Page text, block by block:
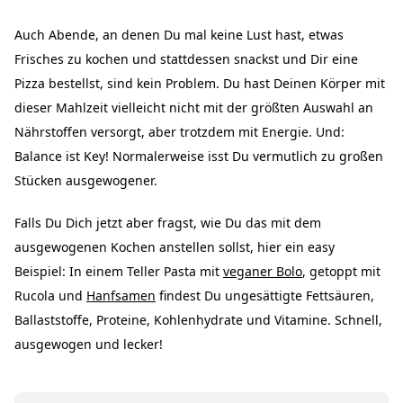
Auch Abende, an denen Du mal keine Lust hast, etwas
Frisches zu kochen und stattdessen snackst und Dir eine
Pizza bestellst, sind kein Problem. Du hast Deinen Körper mit
dieser Mahlzeit vielleicht nicht mit der größten Auswahl an
Nährstoffen versorgt, aber trotzdem mit Energie. Und:
Balance ist Key! Normalerweise isst Du vermutlich zu großen
Stücken ausgewogener.
Falls Du Dich jetzt aber fragst, wie Du das mit dem
ausgewogenen Kochen anstellen sollst, hier ein easy
Beispiel: In einem Teller Pasta mit veganer Bolo, getoppt mit
Rucola und Hanfsamen findest Du ungesättigte Fettsäuren,
Ballaststoffe, Proteine, Kohlenhydrate und Vitamine. Schnell,
ausgewogen und lecker!